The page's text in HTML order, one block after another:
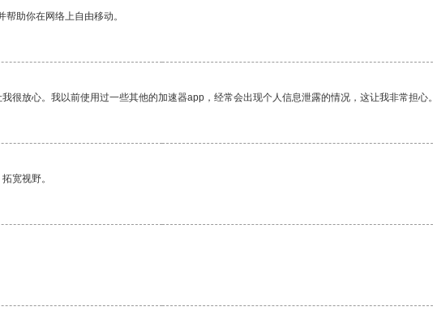
助你在网络上自由移动。
很放心。我以前使用过一些其他的加速器app，经常会出现个人信息泄露的情况，这让我非常担心。
宽视野。